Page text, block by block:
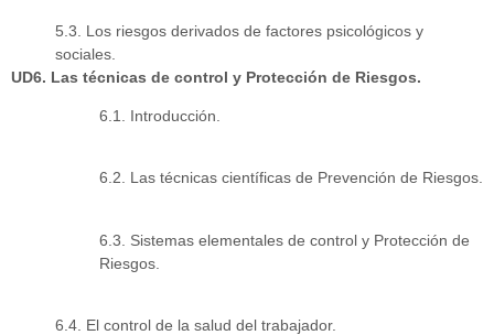
5.3. Los riesgos derivados de factores psicológicos y
sociales.
UD6. Las técnicas de control y Protección de Riesgos.
6.1. Introducción.
6.2. Las técnicas científicas de Prevención de Riesgos.
6.3. Sistemas elementales de control y Protección de
Riesgos.
6.4. El control de la salud del trabajador.